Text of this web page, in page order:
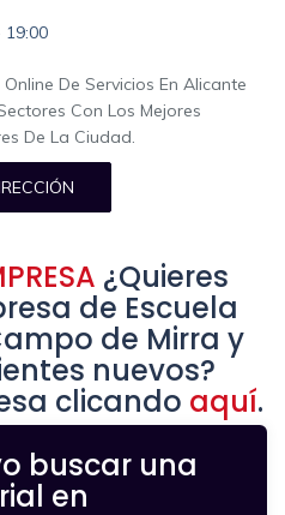
19:00
De Servicios En Alicante
Con Los Mejores
De La Ciudad.
¿Quieres
de Escuela
de Mirra y
nuevos?
clicando aquí.
buscar una
en